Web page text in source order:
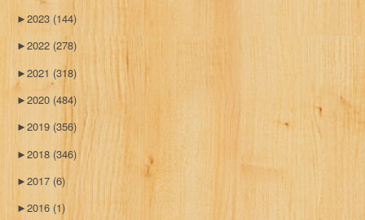
►2023 (144)
►2022 (278)
►2021 (318)
►2020 (484)
►2019 (356)
►2018 (346)
►2017 (6)
►2016 (1)